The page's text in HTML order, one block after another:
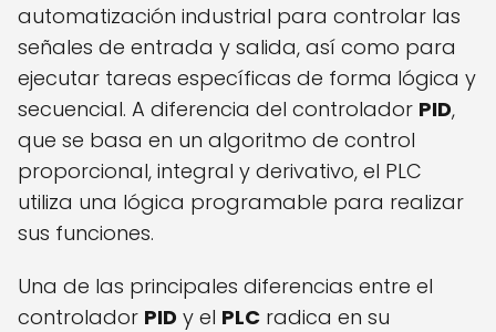
automatización industrial para controlar las
señales de entrada y salida, así como para
ejecutar tareas específicas de forma lógica y
secuencial. A diferencia del controlador PID,
que se basa en un algoritmo de control
proporcional, integral y derivativo, el PLC
utiliza una lógica programable para realizar
sus funciones.
Una de las principales diferencias entre el
controlador PID y el PLC radica en su